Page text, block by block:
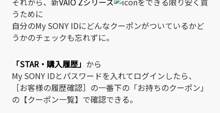
うために
自分のMy SONY IDにどんなクーポンがついているかど
うかのチェックも忘れずに。
「STAR・購入履歴」 から
My SONY IDとパスワードを入れてログインしたら、
［お客様の履歴確認］の一番下の「お持ちのクーポン」
の【クーポン一覧】で確認できる。